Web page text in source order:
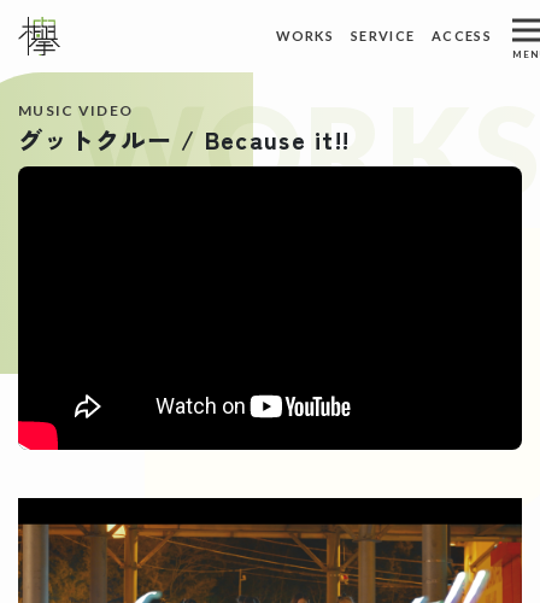
メインナビゲーション WORKS SERVICE ACCESS
WORKS
ABOUT US
私たちについて
REQUEST
WORKS
MUSIC VIDEO
グットクルー / Because it!!